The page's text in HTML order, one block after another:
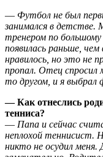
— Футбол не был
занимался в
тренером по
появилась раньше,
нравилось, но это не
пропал. Отец спросил
то другом, и я выбрал
— Как отнеслись
тенниса?
— Папа и сейчас
неплохой теннисист.
никто не осудил